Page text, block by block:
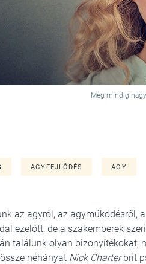
Még mindig
AGYFEJLŐDÉS AGY
az agyról, az agyműködésről,
ezelőtt, de a szakemberek
találunk olyan bizonyítékokat,
néhányat Nick Charterbrit